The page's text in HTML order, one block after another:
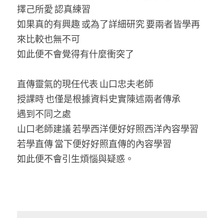
擇己所愛 認真練習
如果真的有興趣 或為了詳細研究 要兩者皆學再
來比較也無不可
如此便不會覺得有什麼衝突了
直傳靈氣的現任代表 山口忠夫老師
授課時 也僅是根據資料史實陳述兩者傳承
遇到不同之處
山口老師建議 若學西洋便好好照西洋內容學習
若學直傳 當下便好好照直傳的內容學習
如此便不會引生煩惱與疑惑。